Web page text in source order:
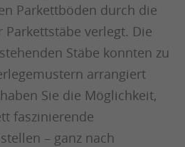
Parkettböden durch die
verlegt. Die
Stäbe konnten zu
arrangiert
Sie die Möglichkeit,
faszinierende
– ganz nach